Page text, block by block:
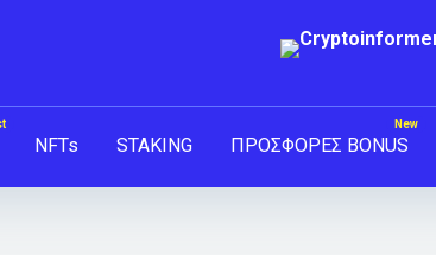
NFTs STAKING ΠΡΟΣΦΟΡΕΣ BONUS